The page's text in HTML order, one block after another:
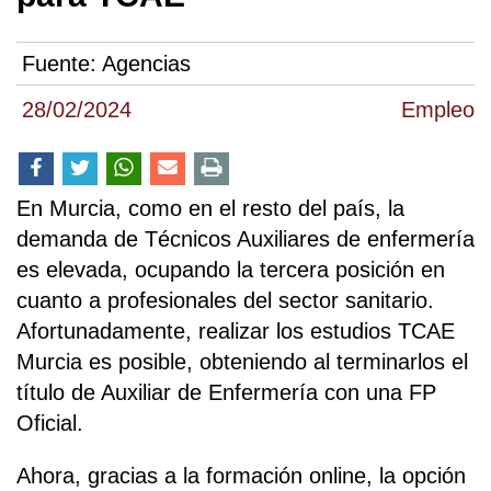
28/02/2024 Empleo
Fuente: Agencias
En Murcia, como en el resto del país, la
demanda de Técnicos Auxiliares de enfermería
es elevada, ocupando la tercera posición en
cuanto a profesionales del sector sanitario.
Afortunadamente, realizar los estudios TCAE
Murcia es posible, obteniendo al terminarlos el
título de Auxiliar de Enfermería con una FP
Oficial.
Ahora, gracias a la formación online, la opción